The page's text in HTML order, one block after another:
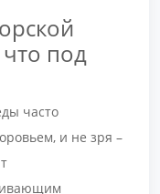
под
часто
и не зря –